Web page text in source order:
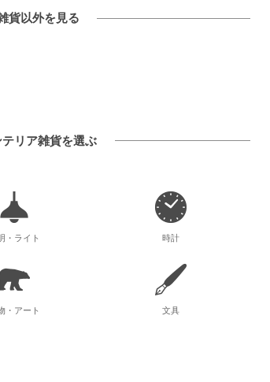
貨以外を見る
リア雑貨を選ぶ
・ライト 時計
・アート 文具